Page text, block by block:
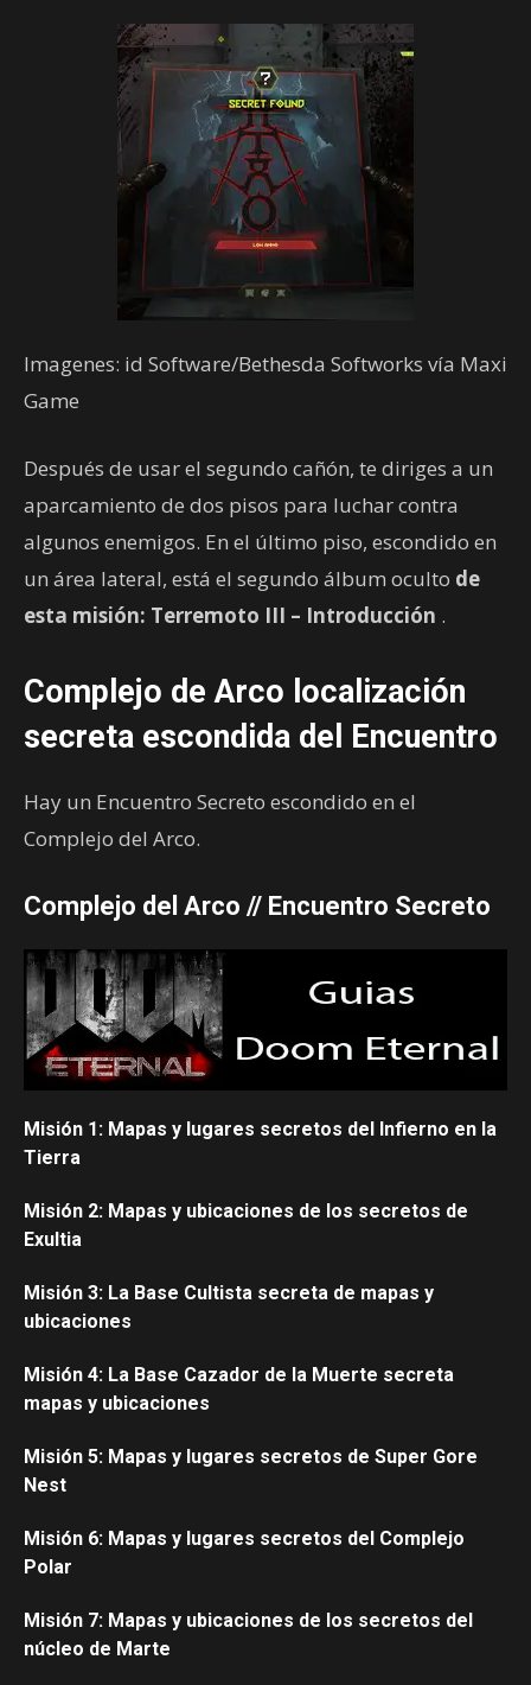
Imagenes: id Software/Bethesda Softworks vía Maxi
Game
Después de usar el segundo cañón, te diriges a un
aparcamiento de dos pisos para luchar contra
algunos enemigos. En el último piso, escondido en
un área lateral, está el segundo álbum oculto de
esta misión: Terremoto III – Introducción .
Complejo de Arco localización
secreta escondida del Encuentro
Hay un Encuentro Secreto escondido en el
Complejo del Arco.
Complejo del Arco // Encuentro Secreto
Misión 1: Mapas y lugares secretos del Infierno en la
Tierra
Misión 2: Mapas y ubicaciones de los secretos de
Exultia
Misión 3: La Base Cultista secreta de mapas y
ubicaciones
Misión 4: La Base Cazador de la Muerte secreta
mapas y ubicaciones
Misión 5: Mapas y lugares secretos de Super Gore
Nest
Misión 6: Mapas y lugares secretos del Complejo
Polar
Misión 7: Mapas y ubicaciones de los secretos del
núcleo de Marte